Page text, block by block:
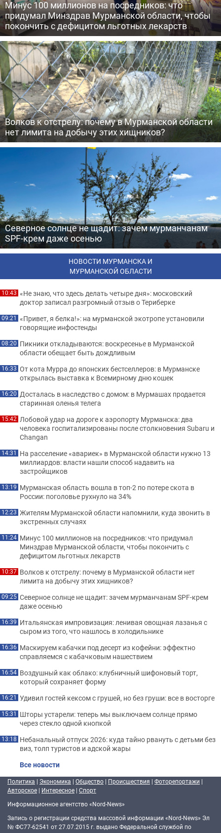
Минус 100 миллионов на посредников: что
придумал Минздрав Мурманской области, чтобы
покончить с дефицитом льготных лекарств
Волков к отстрелу: почему в Мурманской области
нет лимита на добычу этих хищников?
Северное солнце не щадит: зачем мурманчанам
SPF-крем даже осенью
НОВОСТИ МУРМАНСКА И
МУРМАНСКОЙ ОБЛАСТИ
10:43 «Не знаю, что здесь делать четыре дня»: московский
доктор записал разгромный отзыв о Териберке
09:21 «Привет, я белка!»: на мурманской экотропе установили
говорящие инфостенды
08:20 Пикники откладываются: воскресенье в Мурманской
области обещает быть дождливым
16:33 От кота Мурра до японских бестселлеров: в Мурманске
открылась выставка к Всемирному дню кошек
16:20 Досталась в наследство с домом: в Мурмашах продается
старинная оленья телега
15:42 Лобовой удар на дороге к аэропорту Мурманска: два
человека госпитализированы после столкновения Subaru и
Changan
14:31 На расселение «авариек» в Мурманской области нужно 13
миллиардов: власти нашли способ надавить на
застройщиков
13:19 Мурманская область вошла в топ-2 по потере скота в
России: поголовье рухнуло на 34%
12:23 Жителям Мурманской области напомнили, куда звонить в
экстренных случаях
11:24 Минус 100 миллионов на посредников: что придумал
Минздрав Мурманской области, чтобы покончить с
дефицитом льготных лекарств
10:37 Волков к отстрелу: почему в Мурманской области нет
лимита на добычу этих хищников?
09:25 Северное солнце не щадит: зачем мурманчанам SPF-крем
даже осенью
16:39 Итальянская импровизация: ленивая овощная лазанья с
сыром из того, что нашлось в холодильнике
16:36 Маскируем кабачки под десерт из кофейни: эффектно
справляемся с кабачковым нашествием
16:54 Воздушный как облако: клубничный шифоновый торт,
который сохраняет форму
16:21 Удивил гостей кексом с грушей, но без груши: все в восторге
15:31 Шторы устарели: теперь мы выключаем солнце прямо
через стекло одной кнопкой
13:18 Небанальный отпуск 2026: куда тайно рвануть с детьми без
виз, толп туристов и адской жары
Все новости
Политика | Экономика | Общество | Происшествия | Фоторепортажи |
Авторское | Интересное | Спорт
Информационное агентство «Nord-News»
Запись о регистрации средства массовой информации «Nord-News» Эл
№ ФС77-62541 от 27.07.2015 г. выдано Федеральной службой по